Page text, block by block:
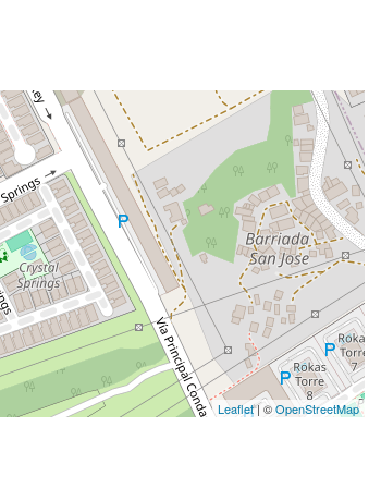
Leaflet| ©OpenStreetMap